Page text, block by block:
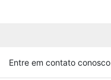
Entre em contato conosco